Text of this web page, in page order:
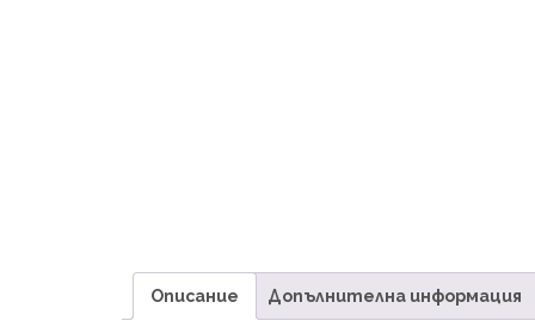
Описание Допълнителна информация